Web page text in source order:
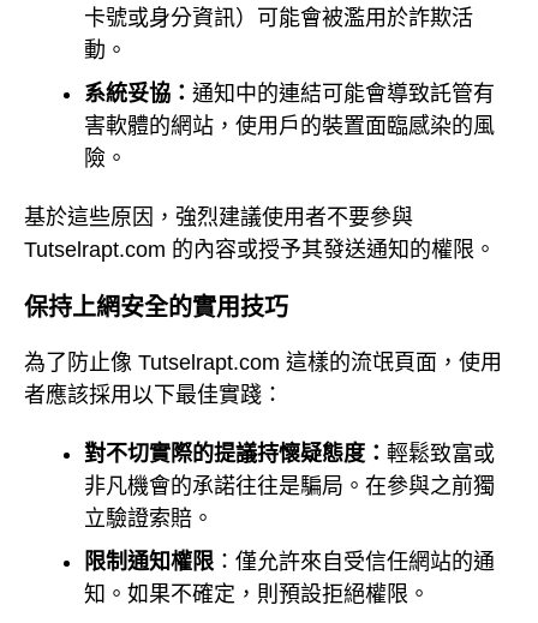
卡號或身分資訊）可能會被濫用於詐欺活
動。
系統妥協： 通知中的連結可能會導致託管有
害軟體的網站，使用戶的裝置面臨感染的風
險。
基於這些原因，強烈建議使用者不要參與
Tutselrapt.com 的內容或授予其發送通知的權限。
保持上網安全的實用技巧
為了防止像 Tutselrapt.com 這樣的流氓頁面，使用
者應該採用以下最佳實踐：
對不切實際的提議持懷疑態度： 輕鬆致富或
非凡機會的承諾往往是騙局。在參與之前獨
立驗證索賠。
限制通知權限 ：僅允許來自受信任網站的通
知。如果不確定，則預設拒絕權限。